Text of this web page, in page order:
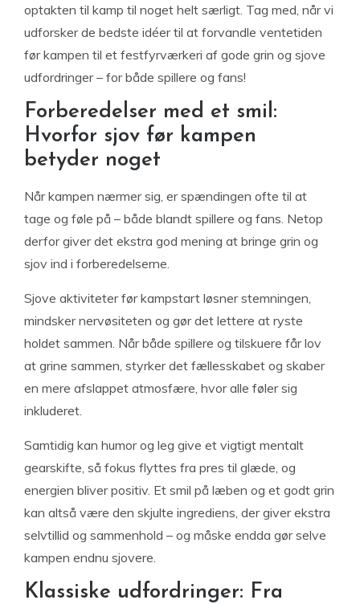
optakten til kamp til noget helt særligt. Tag med, når vi
udforsker de bedste idéer til at forvandle ventetiden
før kampen til et festfyrværkeri af gode grin og sjove
udfordringer – for både spillere og fans!
Forberedelser med et smil:
Hvorfor sjov før kampen
betyder noget
Når kampen nærmer sig, er spændingen ofte til at
tage og føle på – både blandt spillere og fans. Netop
derfor giver det ekstra god mening at bringe grin og
sjov ind i forberedelserne.
Sjove aktiviteter før kampstart løsner stemningen,
mindsker nervøsiteten og gør det lettere at ryste
holdet sammen. Når både spillere og tilskuere får lov
at grine sammen, styrker det fællesskabet og skaber
en mere afslappet atmosfære, hvor alle føler sig
inkluderet.
Samtidig kan humor og leg give et vigtigt mentalt
gearskifte, så fokus flyttes fra pres til glæde, og
energien bliver positiv. Et smil på læben og et godt grin
kan altså være den skjulte ingrediens, der giver ekstra
selvtillid og sammenhold – og måske endda gør selve
kampen endnu sjovere.
Klassiske udfordringer: Fra